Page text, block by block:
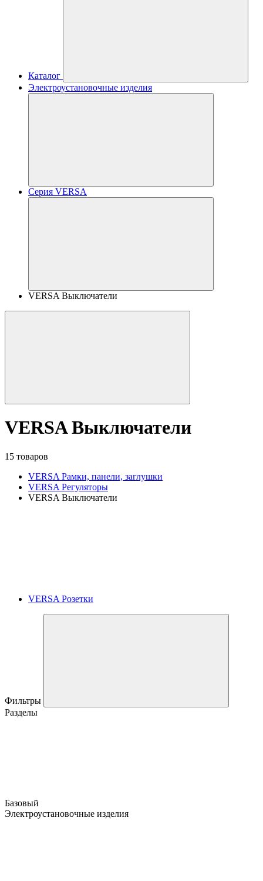
Каталог
Электроустановочные изделия
Серия VERSA
VERSA Выключатели
VERSA Выключатели
15 товаров
VERSA Рамки, панели, заглушки
VERSA Регуляторы
VERSA Выключатели
VERSA Розетки
Фильтры
Разделы
Базовый
Электроустановочные изделия